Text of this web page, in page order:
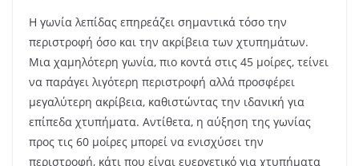
Η γωνία λεπίδας επηρεάζει σημαντικά τόσο την
περιστροφή όσο και την ακρίβεια των χτυπημάτων.
Μια χαμηλότερη γωνία, πιο κοντά στις 45 μοίρες, τείνει
να παράγει λιγότερη περιστροφή αλλά προσφέρει
μεγαλύτερη ακρίβεια, καθιστώντας την ιδανική για
επίπεδα χτυπήματα. Αντίθετα, η αύξηση της γωνίας
προς τις 60 μοίρες μπορεί να ενισχύσει την
περιστροφή, κάτι που είναι ευεργετικό για χτυπήματα